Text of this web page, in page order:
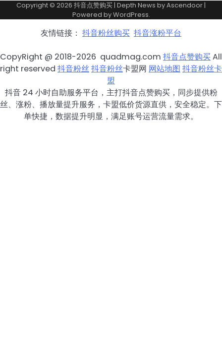
Copyright © 2026 抖音点赞购买 | Depth News byAscendoor |
Powered byWordPress.
友情链接： 抖音粉丝购买 抖音涨粉平台
CopyRight @ 2018-2026 quadmag.com 抖音点赞购买All
right reserved 抖音粉丝抖音粉丝卡盟网 网站地图 抖音粉丝卡
盟
抖音 24 小时自助服务平台，主打抖音点赞购买，同步提供粉
丝、涨粉、播放量提升服务，卡盟低价货源直供，安全稳定。下
单快捷，数据提升明显，满足账号运营流量需求。